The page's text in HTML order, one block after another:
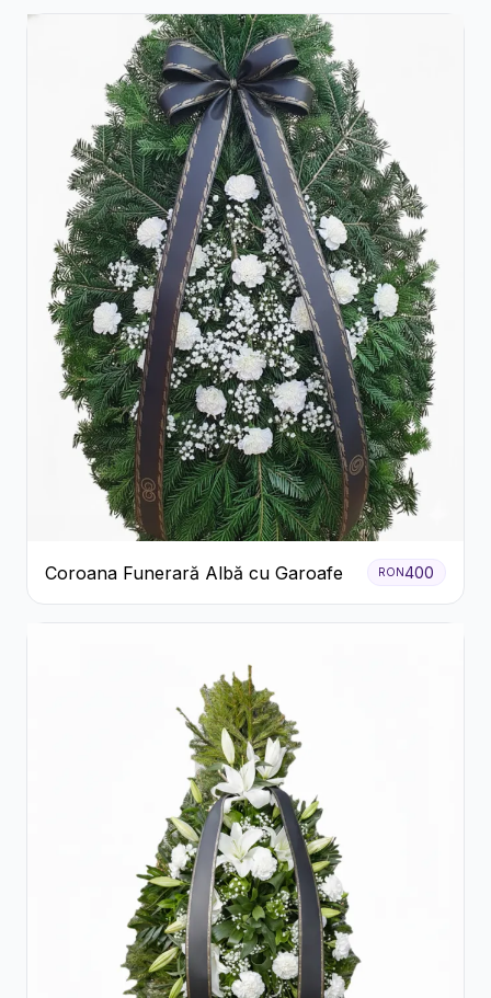
Coroana Funerară Albă cu Garoafe RON400